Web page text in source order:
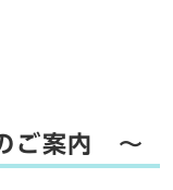
ご案内 ～